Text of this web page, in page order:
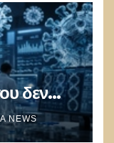
δεν
μόλις
NEWS